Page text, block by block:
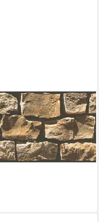
gemustert, Motiv,
Schräge Borte